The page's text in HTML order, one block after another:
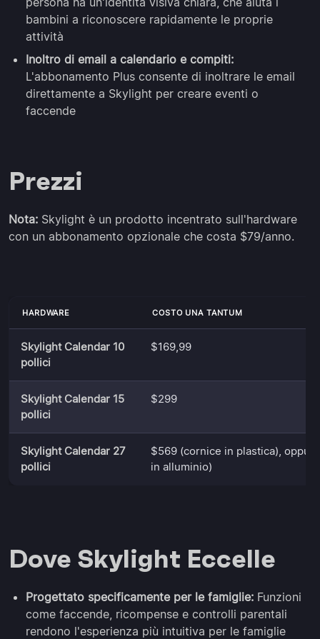
bambini a riconoscere rapidamente le proprie
attività
Inoltro di email a calendario e compiti:
L'abbonamento Plus consente di inoltrare le email
direttamente a Skylight per creare eventi o
faccende
Prezzi
Nota: Skylight è un prodotto incentrato sull'hardware
con un abbonamento opzionale che costa $79/anno.
HARDWARE COSTO UNA TANTUM
Skylight Calendar 10
pollici
$169,99
Skylight Calendar 15
pollici
$299
Skylight Calendar 27
pollici
$569 (cornice in plastica),
in alluminio)
Dove Skylight Eccelle
Progettato specificamente per le famiglie: Funzioni
come faccende, ricompense e controlli parentali
rendono l'esperienza più intuitiva per le famiglie